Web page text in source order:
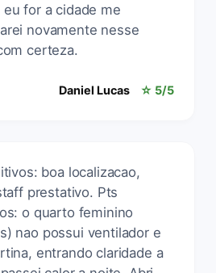
eu for a cidade me
novamente nesse
certeza.
Daniel Lucas ☆ 5/5
boa localizacao,
prestativo. Pts
o quarto feminino
nao possui ventilador e
entrando claridade a